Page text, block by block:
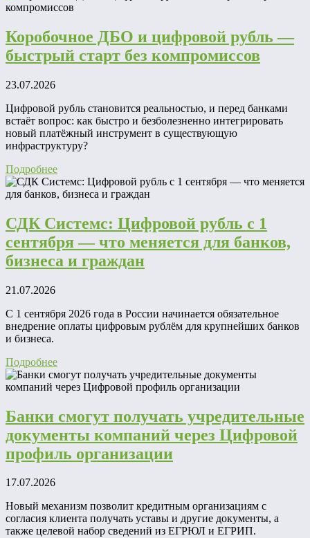
Коробочное ДБО и цифровой рубль —
быстрый старт без компромиссов
23.07.2026
Цифровой рубль становится реальностью, и перед банками
встаёт вопрос: как быстро и безболезненно интегрировать
новый платёжный инструмент в существующую
инфраструктуру?
Подробнее
СДК Системс: Цифровой рубль с 1
сентября — что меняется для банков,
бизнеса и граждан
21.07.2026
С 1 сентября 2026 года в России начинается обязательное
внедрение оплаты цифровым рублём для крупнейших банков
и бизнеса.
Подробнее
Банки смогут получать учредительные
документы компаний через Цифровой
профиль организации
17.07.2026
Новый механизм позволит кредитным организациям с
согласия клиента получать уставы и другие документы, а
также целевой набор сведений из ЕГРЮЛ и ЕГРИП.